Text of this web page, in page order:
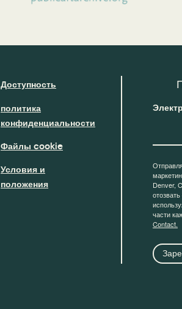
Доступность
политика
конфиденциальности
Файлы cookie
Условия и
положения
Denver,
части
Contact.